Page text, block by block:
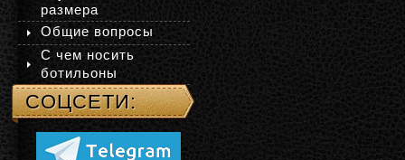
размера
Общие вопросы
С чем носить
ботильоны
СОЦСЕТИ: